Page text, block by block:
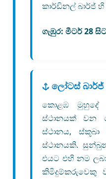
කාර්ඩිනල් බාර්ජ්
ගැඹුර: මීටර් 28
⚓ ලෝටස්
කොළඹ මුහුදේ
ස්ථානයක් වන
ස්ථානය, ස්කූබා
ස්ථානයකි.
එයට එහි නම ලබා
කිමිදුම්කරුවෙකු